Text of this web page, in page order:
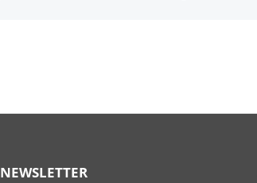
NEWSLETTER